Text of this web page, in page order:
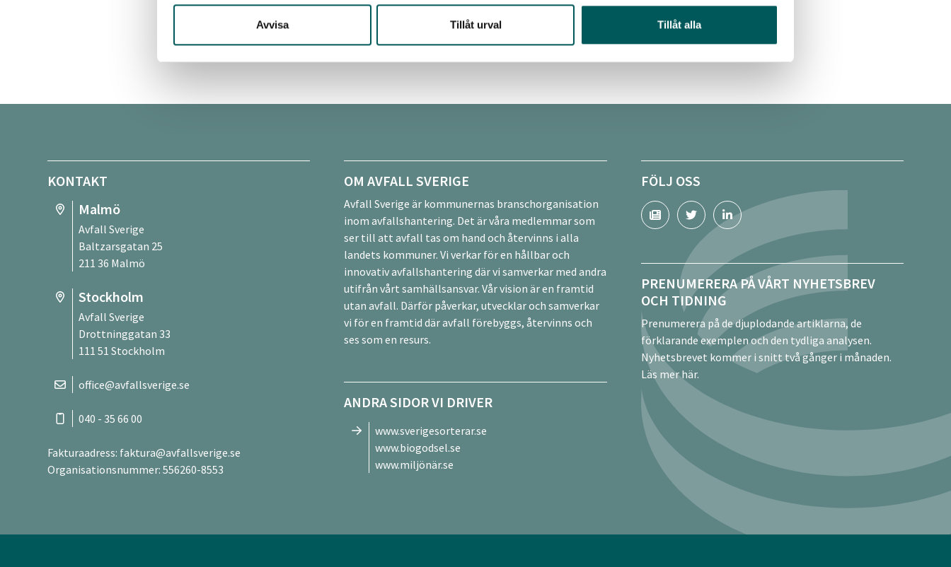
Avvisa Tillåt urval Tillåt alla
KONTAKT
Malmö
Avfall Sverige
Baltzarsgatan 25
211 36 Malmö
Stockholm
Avfall Sverige
Drottninggatan 33
111 51 Stockholm
office@avfallsverige.se
040 - 35 66 00
Fakturaadress: faktura@avfallsverige.se
Organisationsnummer: 556260-8553
OM AVFALL SVERIGE
Avfall Sverige är kommunernas branschorganisation
inom avfallshantering. Det är våra medlemmar som
ser till att avfall tas om hand och återvinns i alla
landets kommuner. Vi verkar för en hållbar och
innovativ avfallshantering där vi samverkar med andra
utifrån vårt samhällsansvar. Vår vision är en framtid
utan avfall. Därför påverkar, utvecklar och samverkar
vi för en framtid där avfall förebyggs, återvinns och
ses som en resurs.
ANDRA SIDOR VI DRIVER
www.sverigesorterar.se
www.biogodsel.se
www.miljönär.se
FÖLJ OSS
PRENUMERERA PÅ VÅRT NYHETSBREV
OCH TIDNING
Prenumerera på de djuplodande artiklarna, de
förklarande exemplen och den tydliga analysen.
Nyhetsbrevet kommer i snitt två gånger i månaden.
Läs mer här.